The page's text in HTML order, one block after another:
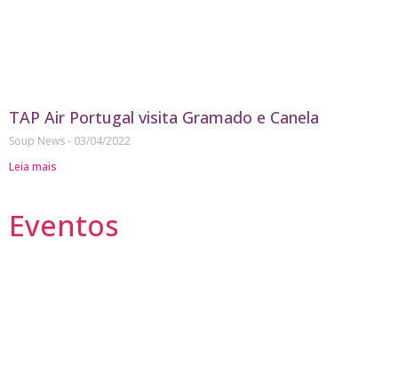
TAP Air Portugal visita Gramado e Canela
Soup News
03/04/2022
Leia mais
Eventos